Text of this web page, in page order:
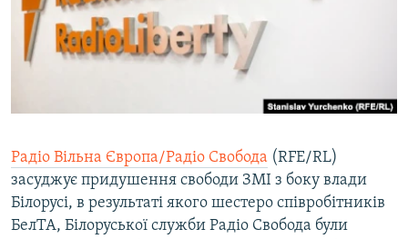
ДЕПОРТАЦІЯ
ВІДЕОУРОКИ «ELIFBE»
ЯК ОБІЙТИ БЛОКУВАННЯ
Русский
Усі сайти RFE/RL
Радіо Вільна Європа/Радіо Свобода (RFE/RL)
засуджує придушення свободи ЗМІ з боку влади
Білорусі, в результаті якого шестеро співробітників
БелТА, Білоруської служби Радіо Свобода були